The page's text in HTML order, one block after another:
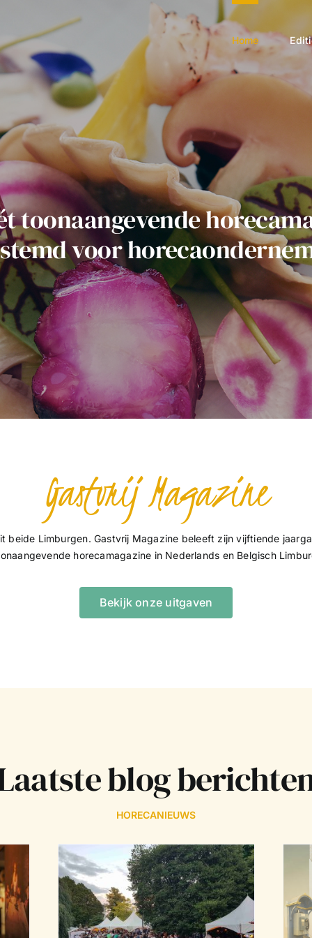
Home
toonaangevende
voor
Gastvrij Magazine
beide Limburgen. Gastvrij Magazine beleeft zijn vijftiende
horecamagazine in Nederlands en Belgisch
Bekijk onze uitgaven
blog
HORECANIEUWS
Amikejo Spektaklo